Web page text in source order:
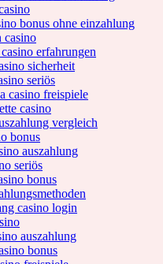
bonus ohne einzahlung
casino
erfahrungen
sicherheit
seriös
casino freispiele
casino
vergleich
bonus
auszahlung
seriös
bonus
casino login
auszahlung
bonus